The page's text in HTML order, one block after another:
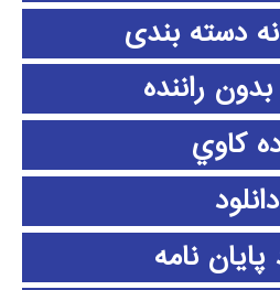
دسته بندی
راننده
كاوي
دانلود
پايان نامه